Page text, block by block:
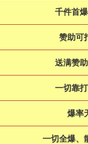
千件首
赞助可
送满赞
一切靠
爆率
一切全爆、